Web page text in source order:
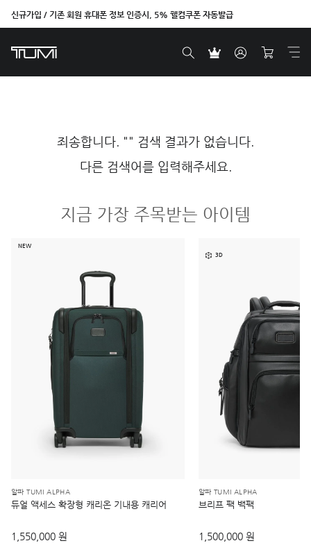
신규가입 / 기존 회원 휴대폰 정보 인증시, 5% 웰컴쿠폰 자동발급
죄송합니다. "" 검색 결과가 없습니다.
다른 검색어를 입력해주세요.
지금 가장 주목받는 아이템
NEW
알파 TUMI ALPHA
듀얼 액세스 확장형 캐리온 기내용 캐리어
1,550,000 원
3D
알파 TUMI ALPHA
브리프 팩 백팩
1,500,000 원